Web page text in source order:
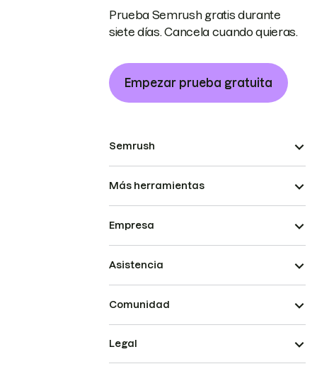
Prueba Semrush gratis durante
siete días. Cancela cuando quieras.
Empezar prueba gratuita
Semrush
Más herramientas
Empresa
Asistencia
Comunidad
Legal